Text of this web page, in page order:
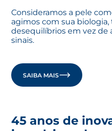
Consideramos a pele
agimos com sua biologia,
desequilíbrios em vez de
sinais.
SAIBA MAIS
45 anos de